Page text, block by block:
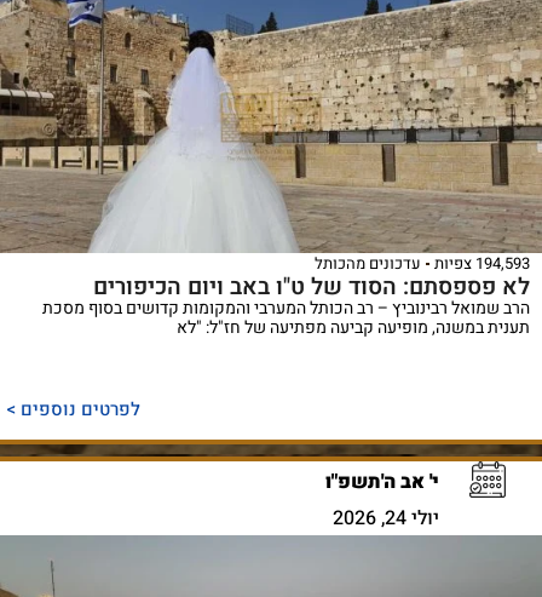
194,593 צפיות עדכונים מהכותל
לא פספסתם: הסוד של ט"ו באב ויום הכיפורים
הרב שמואל רבינוביץ – רב הכותל המערבי והמקומות קדושים בסוף מסכת
תענית במשנה, מופיעה קביעה מפתיעה של חז"ל: "לא
לפרטים נוספים >
י' אב ה'תשפ"ו
יולי 24, 2026